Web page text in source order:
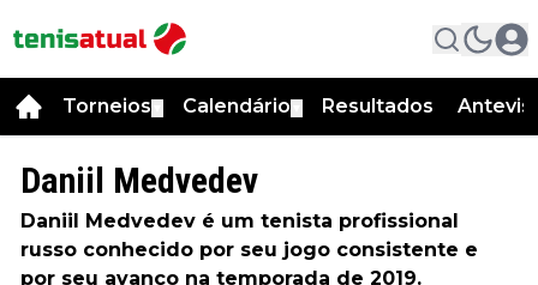
Torneios Calendário Resultados
Daniil Medvedev
Daniil Medvedev é um tenista profissional
russo conhecido por seu jogo consistente e
por seu avanço na temporada de 2019.